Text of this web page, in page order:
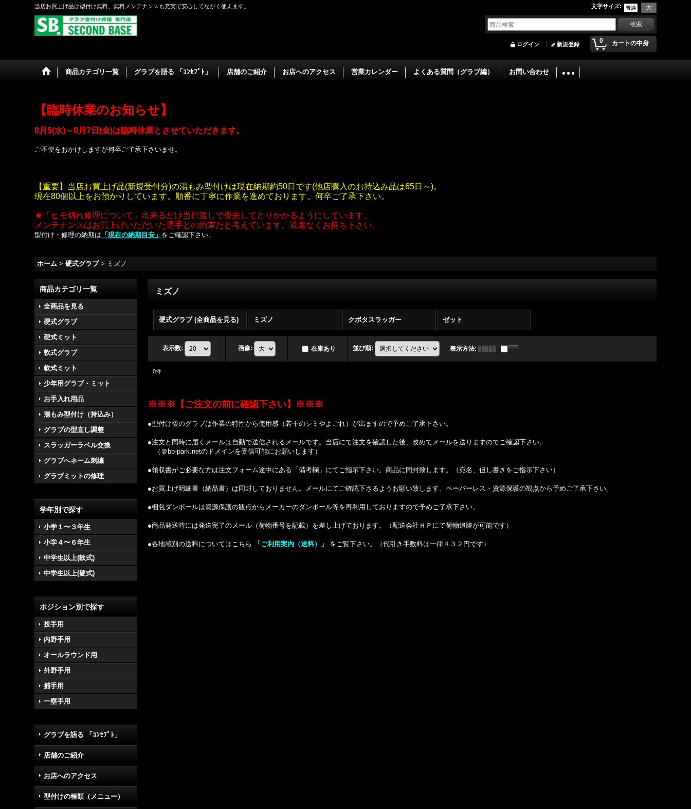
当店お買上げ品は型付け無料。無料メンテナンスも充実で安心してながく使えます。 文字サイズ:
0 カートの中身
ログイン 新規登録
商品カテゴリ一覧 グラブを語る 「ｺﾝｾﾌﾟﾄ」 店舗のご紹介 お店へのアクセス 営業カレンダー よくある質問（グラブ編） お問い合わせ
【臨時休業のお知らせ】
8月5(水)～8月7日(金)は臨時休業とさせていただきます。
ご不便をおかけしますが何卒ご了承下さいませ。
【重要】当店お買上げ品(新規受付分)の湯もみ型付けは現在納期約50日です(他店購入のお持込み品は65日～)。
現在80個以上をお預かりしています。順番に丁寧に作業を進めております。何卒ご了承下さい。
★「ヒモ切れ修理について」出来るだけ当日渡しで優先してとりかかるようにしています。
メンテナンスはお買上げいただいた選手との約束だと考えています。遠慮なくお持ち下さい。
型付け・修理の納期は 「現在の納期目安」 をご確認下さい。
ホーム > 硬式グラブ > ミズノ
商品カテゴリ一覧
全商品を見る
硬式グラブ
硬式ミット
軟式グラブ
軟式ミット
少年用グラブ・ミット
お手入れ用品
湯もみ型付け（持込み）
グラブの型直し調整
スラッガーラベル交換
グラブへネーム刺繍
グラブミットの修理
学年別で探す
小学１〜３年生
小学４〜６年生
中学生以上(軟式)
中学生以上(硬式)
ポジション別で探す
投手用
内野手用
オールラウンド用
外野手用
捕手用
一塁手用
グラブを語る 「ｺﾝｾﾌﾟﾄ」
店舗のご紹介
お店へのアクセス
型付けの種類（メニュー）
ミズノ
硬式グラブ (全商品を見る) ミズノ クボタスラッガー ゼット
表示数: 画像: 在庫あり 並び順: 表示方法:
0件
※※※【ご注文の前に確認下さい】※※※
●型付け後のグラブは作業の特性から使用感（若干のシミやよごれ）が出ますので予めご了承下さい。
●注文と同時に届くメールは自動で送信されるメールです。当店にて注文を確認した後、改めてメールを送りますのでご確認下さい。
（＠bb-park.netのドメインを受信可能にお願いします）
●領収書がご必要な方は注文フォーム途中にある「備考欄」にてご指示下さい。商品に同封致します。（宛名、但し書きをご指示下さい）
●お買上げ明細書（納品書）は同封しておりません。メールにてご確認下さるようお願い致します。ペーパーレス・資源保護の観点から予めご了承下さい。
●梱包ダンボールは資源保護の観点からメーカーのダンボール等を再利用しておりますので予めご了承下さい。
●商品発送時には発送完了のメール（荷物番号を記載）を差し上げております。（配送会社ＨＰにて荷物追跡が可能です）
●各地域別の送料についてはこちら 「ご利用案内（送料）」 をご覧下さい。（代引き手数料は一律４３２円です）